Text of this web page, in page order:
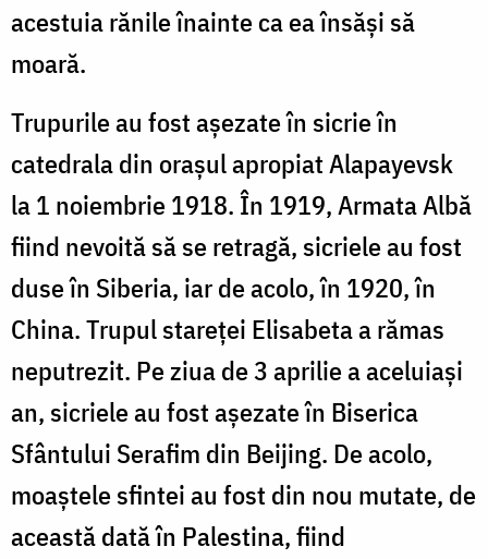
acestuia rănile înainte ca ea însăși să
moară.
Trupurile au fost așezate în sicrie în
catedrala din orașul apropiat Alapayevsk
la 1 noiembrie 1918. În 1919, Armata Albă
fiind nevoită să se retragă, sicriele au fost
duse în Siberia, iar de acolo, în 1920, în
China. Trupul stareței Elisabeta a rămas
neputrezit. Pe ziua de 3 aprilie a aceluiași
an, sicriele au fost așezate în Biserica
Sfântului Serafim din Beijing. De acolo,
moaștele sfintei au fost din nou mutate, de
această dată în Palestina, fiind